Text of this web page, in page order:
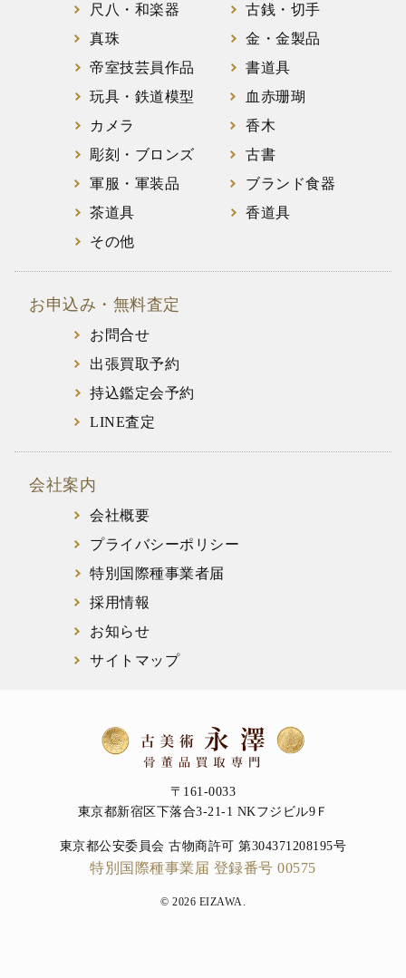
尺八・和楽器
古銭・切手
真珠
金・金製品
帝室技芸員作品
書道具
玩具・鉄道模型
血赤珊瑚
カメラ
香木
彫刻・ブロンズ
古書
軍服・軍装品
ブランド食器
茶道具
香道具
その他
お申込み・無料査定
お問合せ
出張買取予約
持込鑑定会予約
LINE査定
会社案内
会社概要
プライバシーポリシー
特別国際種事業者届
採用情報
お知らせ
サイトマップ
〒161-0033
東京都新宿区下落合3-21-1 NKフジビル9Ｆ
東京都公安委員会 古物商許可 第304371208195号
特別国際種事業届 登録番号 00575
© 2026 EIZAWA.